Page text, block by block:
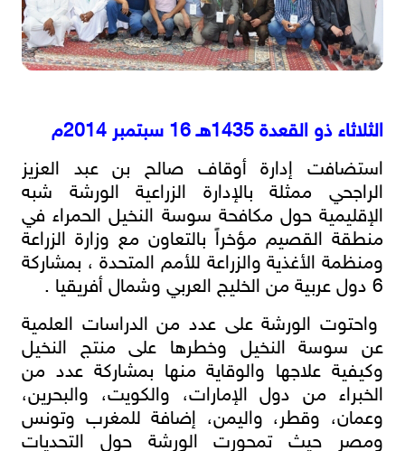
الثلاثاء ذو القعدة 1435هـ 16 سبتمبر 2014م
استضافت إدارة أوقاف صالح بن عبد العزيز
الراجحي ممثلة بالإدارة الزراعية الورشة شبه
الإقليمية حول مكافحة سوسة النخيل الحمراء في
منطقة القصيم مؤخراً بالتعاون مع وزارة الزراعة
ومنظمة الأغذية والزراعة للأمم المتحدة ، بمشاركة
6 دول عربية من الخليج العربي وشمال أفريقيا .
واحتوت الورشة على عدد من الدراسات العلمية
عن سوسة النخيل وخطرها على منتج النخيل
وكيفية علاجها والوقاية منها بمشاركة عدد من
الخبراء من دول الإمارات، والكويت، والبحرين،
وعمان، وقطر، واليمن، إضافة للمغرب وتونس
ومصر حيث تمحورت الورشة حول التحديات